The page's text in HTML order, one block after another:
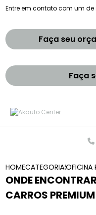
Entre em contato com um
Faça seu
Faça
HOMECATEGORIASOFICINA
ONDE
CARROS